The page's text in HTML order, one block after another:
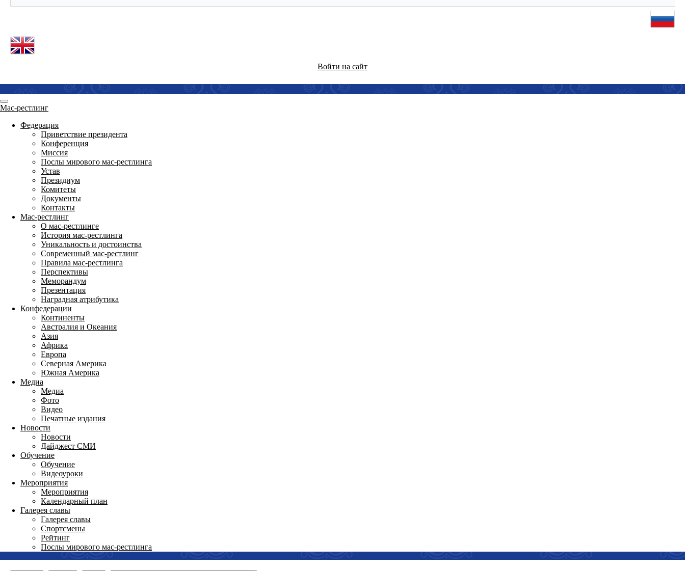
Войти на сайт
Мас-рестлинг
Федерация
Приветствие президента
Конференция
Миссия
Послы мирового мас-рестлинга
Устав
Президиум
Комитеты
Документы
Контакты
Мас-рестлинг
О мас-рестлинге
История мас-рестлинга
Уникальность и достоинства
Современный мас-рестлинг
Правила мас-рестлинга
Перспективы
Меморандум
Презентация
Наградная атрибутика
Конфедерации
Континенты
Австралия и Океания
Азия
Африка
Европа
Северная Америка
Южная Америка
Медиа
Медиа
Фото
Видео
Печатные издания
Новости
Новости
Дайджест СМИ
Обучение
Обучение
Видеоуроки
Мероприятия
Мероприятия
Календарный план
Галерея славы
Галерея славы
Спортсмены
Рейтинг
Послы мирового мас-рестлинга